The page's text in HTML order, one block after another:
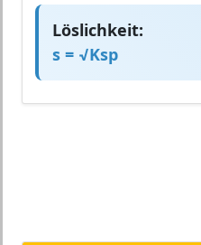
Löslichkeit:
s = √Ksp